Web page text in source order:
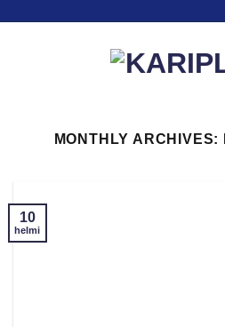
MONTHLY ARCHIVES:
10
helmi